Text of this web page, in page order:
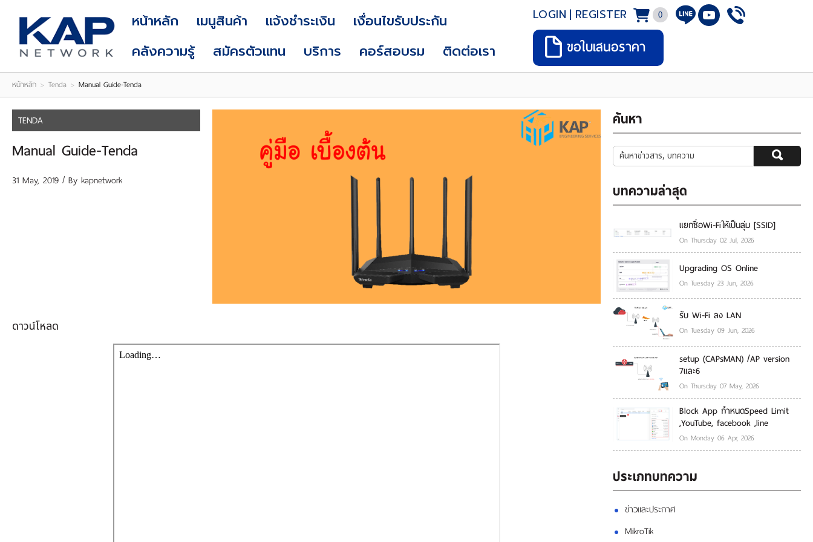
REGISTER
หน้าหลัก เมนูสินค้า แจ้งชำระเงิน
เงื่อนไขรับประกัน
คลังความรู้
สมัครตัวแทน บริการ คอร์สอบรม ติดต่อเรา
LOGIN | REGISTER 0
ขอใบเสนอราคา
หน้าหลัก > Tenda > Manual Guide-Tenda
TENDA
Manual Guide-Tenda
31 May, 2019 / By kapnetwork
ดาวน์โหลด
ค้นหา
บทความล่าสุด
แยกชื่อWi-Fiให้เป็นลุ่ม [SSID]
On Thursday 02 Jul, 2026
Upgrading OS Online
On Tuesday 23 Jun, 2026
รับ Wi-Fi ลง LAN
On Tuesday 09 Jun, 2026
setup (CAPsMAN) /AP version
7และ6
On Thursday 07 May, 2026
Block App กำหนดSpeed Limit
,YouTube, facebook ,line
On Monday 06 Apr, 2026
ประเภทบทความ
ข่าวและประกาศ
MikroTik